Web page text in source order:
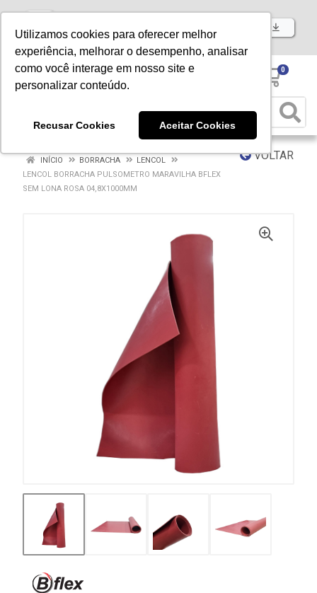
Utilizamos cookies para oferecer melhor
experiência, melhorar o desempenho, analisar
como você interage em nosso site e
personalizar conteúdo.
Recusar Cookies Aceitar Cookies
Baixe já nosso APP
0
VOLTAR
INÍCIO BORRACHA
LENCOL
LENCOL BORRACHA PULSOMETRO MARAVILHA BFLEX
SEM LONA ROSA 04,8X1000MM